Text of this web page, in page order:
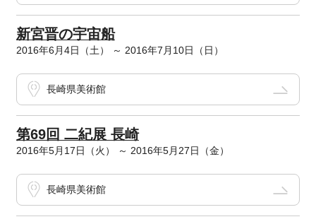
新宮晋の宇宙船
2016年6月4日（土） ～ 2016年7月10日（日）
長崎県美術館
第69回 二紀展 長崎
2016年5月17日（火） ～ 2016年5月27日（金）
長崎県美術館